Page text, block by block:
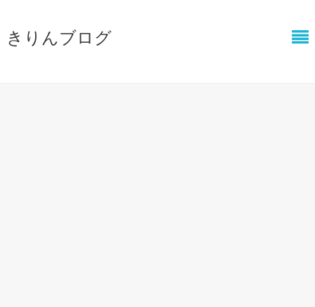
きりんブログ